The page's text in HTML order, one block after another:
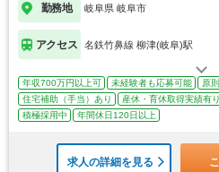
勤務地 岐阜県 岐阜市
アクセス 名鉄竹鼻線 柳津(岐阜)駅
年収700万円以上可 未経験者も応募可能
原
住宅補助（手当）あり
産休・育休取得実績有り
積極採用中
年間休日120日以上
求人の詳細を見る